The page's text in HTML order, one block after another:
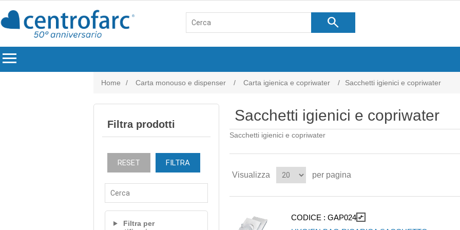
search
menu
Home / Carta monouso e dispenser / Carta igienica e copriwater / Sacchetti igienici e copriwater
Filtra prodotti
RESET FILTRA
Filtra per
Sacchetti igienici e copriwater
Sacchetti igienici e copriwater
Visualizza per pagina
CODICE : GAP024 compare_arrows